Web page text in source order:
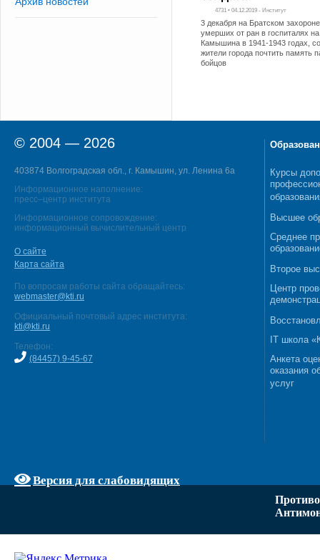
4731 • 04.12.2019 - Институт
3 декабря на Братском
умерших от ран в госпиталях
Камышина в 1941-1943 годах,
жители города почтить память
бойцов
© 2004 — 2026
403874 Волгоградская обл., г. Камышин, ул. Ленина 6а
Информационное наполнение:
пресс–центр института
Информационное сопровождение:
информационный вычислительный центр
О сайте
Карта сайта
По вопросам работы сайта обращайтесь:
webmaster@kti.ru
Официальный почтовый адрес института:
kti@kti.ru
Телефон:
(84457) 9-45-67
Версия для слабовидящих
Курсы
Высшее
Среднее
Второе
Центр
IT школа
Анкета
оказания
услуг